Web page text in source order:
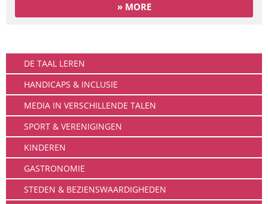
» MORE
DE TAAL LEREN
HANDICAPS & INCLUSIE
MEDIA IN VERSCHILLENDE TALEN
SPORT & VERENIGINGEN
KINDEREN
GASTRONOMIE
STEDEN & BEZIENSWAARDIGHEDEN